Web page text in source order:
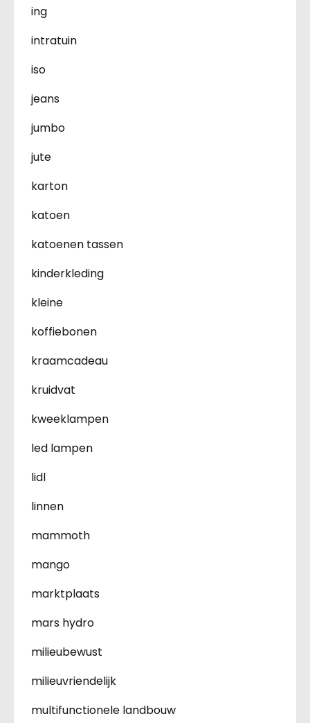
ing
intratuin
iso
jeans
jumbo
jute
karton
katoen
katoenen tassen
kinderkleding
kleine
koffiebonen
kraamcadeau
kruidvat
kweeklampen
led lampen
lidl
linnen
mammoth
mango
marktplaats
mars hydro
milieubewust
milieuvriendelijk
multifunctionele landbouw